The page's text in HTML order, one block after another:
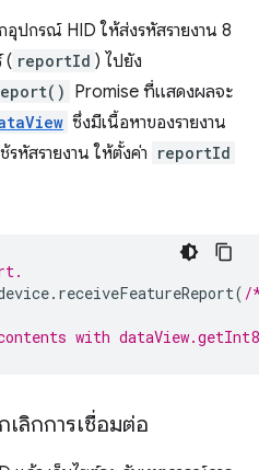
อุปกรณ์ HID ให้ส่งรหัสรายงาน 8
( reportId ) ไปยัง
Promise ที่แสดงผลจะ
ซึ่งมีเนื้อหาของรายงาน
หัสรายงาน ให้ตั้งค่า reportId
. receiveFeatureReport( /
with
เลิกการเชื่อมต่อ